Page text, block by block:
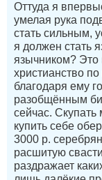
Оттуда я
умелая рука
стать сильным,
я должен стать
язычником? Это
христианство
благодаря ему
разобщённым
сейчас. Скупать
купить себе
3000 р.
расшитую
раздражает